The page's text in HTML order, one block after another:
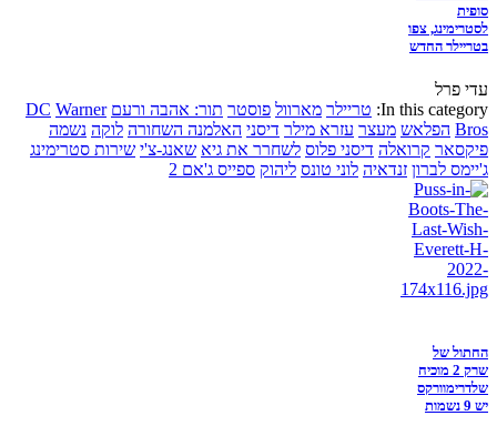
סופית
לסטרימינג, צפו
בטריילר החדש
עדי פרל
In this category: טריילר מארוול פוסטר תור: אהבה ורעם DC Warner
Bros הפלאש מעצר עזרא מילר דיסני האלמנה השחורה לוקה נשמה
פיקסאר קרואלה דיסני פלוס לשחרר את גיא שאנג-צ'י שירות סטרימינג
ג'יימס לברון זנדאיה לוני טונס ליהוק ספייס ג'אם 2
החתול של
שרק 2 מוכיח
שלדרימוורקס
יש 9 נשמות